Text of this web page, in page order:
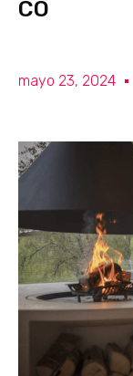
CO
mayo 23, 2024